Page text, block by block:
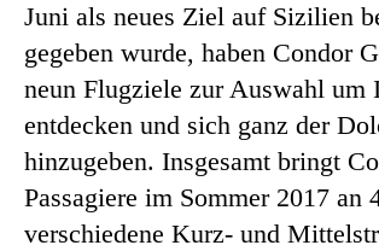
Juni als neues Ziel auf Sizilien
gegeben wurde, haben Condor
neun Flugziele zur Auswahl um
entdecken und sich ganz der
hinzugeben. Insgesamt bringt
Passagiere im Sommer 2017 an
verschiedene Kurz- und